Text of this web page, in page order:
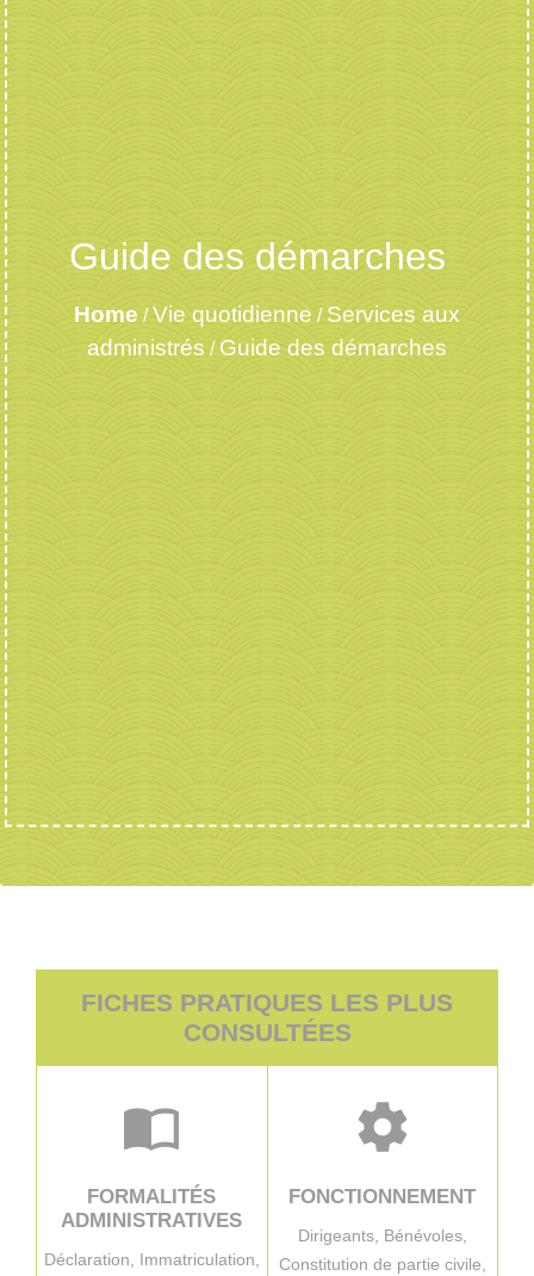
Guide des démarches
Home /Vie quotidienne / Services aux
administrés / Guide des démarches
FICHES PRATIQUES LES PLUS
CONSULTÉES
import_contacts
FORMALITÉS
ADMINISTRATIVES
Déclaration, Immatriculation,
settings
FONCTIONNEMENT
Dirigeants, Bénévoles,
Constitution de partie civile,